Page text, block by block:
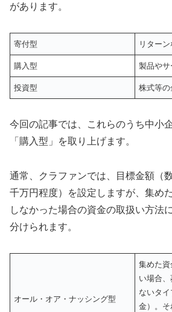
があります。
寄付型 リター
購入型 製品や
投資型 株式等
今回の記事では、これらのうち中小
「購入型」を取り上げます。
通常、クラファンでは、目標金額（
千万円程度）を設定しますが、集め
しなかった場合の資金の取扱い方法
分けられます。
オール・オア・ナッシング型
集めた
い場合
ないタ
金）。